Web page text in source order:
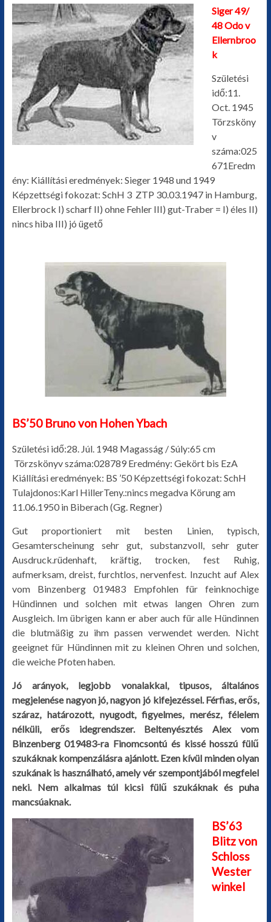
egyéb
Siger 49/
48 Odo v
Ellernbroo
k
Születési
idő:11.
Oct. 1945
Törzsköny
v
száma:025
671Eredm
ény: Kiállítási eredmények: Sieger 1948 und 1949
Képzettségi fokozat: SchH 3 ZTP 30.03.1947 in Hamburg,
Ellerbrock I) scharf II) ohne Fehler III) gut-Traber = I) éles II)
nincs hiba III) jó ügető
BS’50 Bruno von Hohen Ybach
Születési idő:28. Júl. 1948 Magasság / Súly:65 cm
Törzskönyv száma:028789 Eredmény: Gekört bis EzA
Kiállítási eredmények: BS ’50 Képzettségi fokozat: SchH
Tulajdonos:Karl HillerTeny.:nincs megadva Körung am
11.06.1950 in Biberach (Gg. Regner)
Gut proportioniert mit besten Linien, typisch,
Gesamterscheinung sehr gut, substanzvoll, sehr guter
Ausdruck.rüdenhaft, kräftig, trocken, fest Ruhig,
aufmerksam, dreist, furchtlos, nervenfest. Inzucht auf Alex
vom Binzenberg 019483 Empfohlen für feinknochige
Hündinnen und solchen mit etwas langen Ohren zum
Ausgleich. Im übrigen kann er aber auch für alle Hündinnen
die blutmäßig zu ihm passen verwendet werden. Nicht
geeignet für Hündinnen mit zu kleinen Ohren und solchen,
die weiche Pfoten haben.
Jó arányok, legjobb vonalakkal, tipusos, általános
megjelenése nagyon jó, nagyon jó kifejezéssel. Férfias, erős,
száraz, határozott, nyugodt, figyelmes, merész, félelem
nélküli, erős idegrendszer. Beltenyésztés Alex vom
Binzenberg 019483-ra Finomcsontú és kissé hosszú fülű
szukáknak kompenzálásra ajánlott. Ezen kívül minden olyan
szukának is használható, amely vér szempontjából megfelel
neki. Nem alkalmas túl kicsi fülű szukáknak és puha
mancsúaknak.
BS’63
Blitz von
Schloss
Wester
winkel